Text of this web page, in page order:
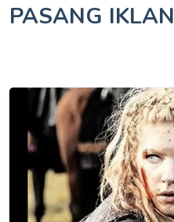
PASANG IKLAN